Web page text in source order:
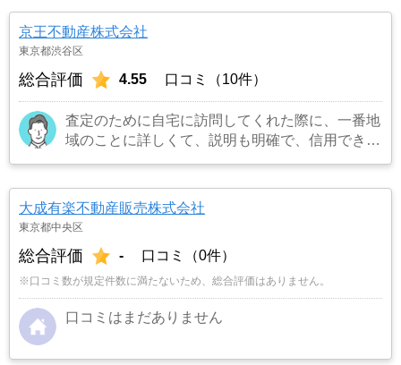
場がないことで地元の不動産屋では取り扱っても
らえませんでした。そこでそれまでに取引があ
した。 …もっと見る
京王不動産株式会社
東京都渋谷区
総合評価 4.55 口コミ（10件）
査定のために自宅に訪問してくれた際に、一番地
域のことに詳しくて、説明も明確で、信用できる
大成有楽不動産販売株式会社
東京都中央区
総合評価 - 口コミ（0件）
※口コミ数が規定件数に満たないため、総合評価はありません。
口コミはまだありません